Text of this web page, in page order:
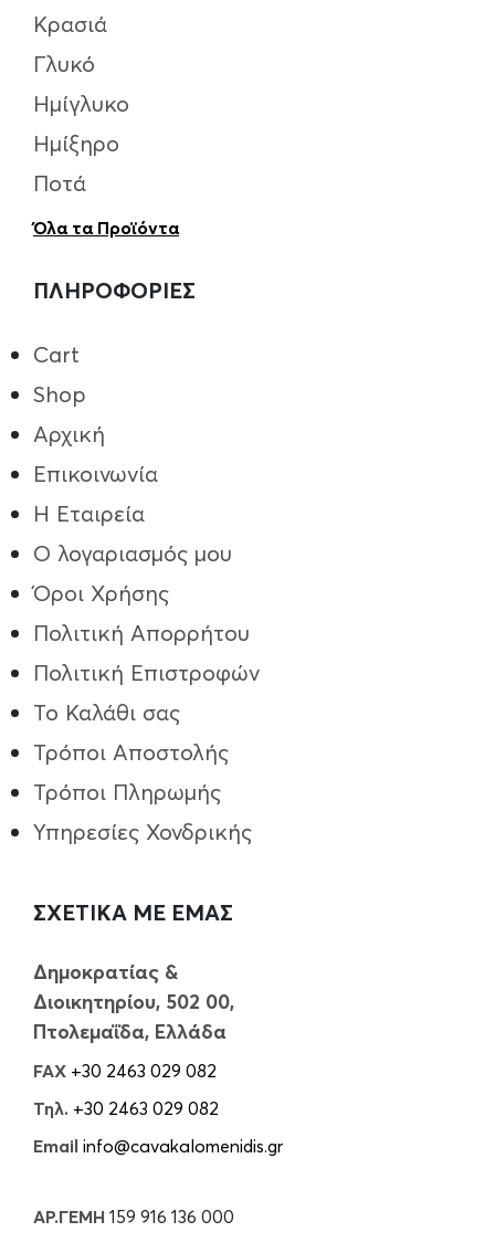
Κρασιά
Γλυκό
Ημίγλυκο
Ημίξηρο
Ποτά
Όλα τα Προϊόντα
ΠΛΗΡΟΦΟΡΙΕΣ
Cart
Shop
Αρχική
Επικοινωνία
Η Εταιρεία
Ο λογαριασμός μου
Όροι Χρήσης
Πολιτική Απορρήτου
Πολιτική Επιστροφών
Το Καλάθι σας
Τρόποι Aποστολής
Τρόποι Πληρωμής
Υπηρεσίες Χονδρικής
ΣΧΕΤΙΚΑ ΜΕ ΕΜΑΣ
Δημοκρατίας &
Διοικητηρίου, 502 00,
Πτολεμαΐδα, Ελλάδα
FAX +30 2463 029 082
Τηλ. +30 2463 029 082
Email info@cavakalomenidis.gr
ΑΡ.ΓΕΜΗ 159 916 136 000